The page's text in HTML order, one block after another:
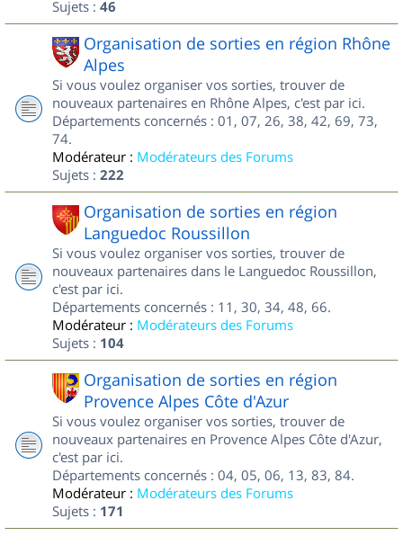
Sujets : 46
Organisation de sorties en région Rhône
Alpes
Si vous voulez organiser vos sorties, trouver de
nouveaux partenaires en Rhône Alpes, c'est par ici.
Départements concernés : 01, 07, 26, 38, 42, 69, 73,
74.
Modérateur : Modérateurs des Forums
Sujets : 222
Organisation de sorties en région
Languedoc Roussillon
Si vous voulez organiser vos sorties, trouver de
nouveaux partenaires dans le Languedoc Roussillon,
c'est par ici.
Départements concernés : 11, 30, 34, 48, 66.
Modérateur : Modérateurs des Forums
Sujets : 104
Organisation de sorties en région
Provence Alpes Côte d'Azur
Si vous voulez organiser vos sorties, trouver de
nouveaux partenaires en Provence Alpes Côte d'Azur,
c'est par ici.
Départements concernés : 04, 05, 06, 13, 83, 84.
Modérateur : Modérateurs des Forums
Sujets : 171